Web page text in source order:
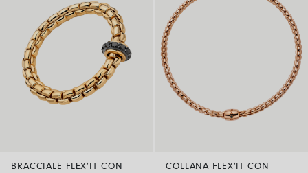
BRACCIALE FLEX’IT CON
COLLANA FLEX’IT CON